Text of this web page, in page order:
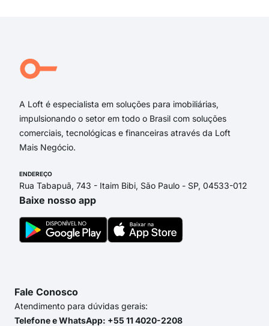
A Loft é especialista em soluções para imobiliárias,
impulsionando o setor em todo o Brasil com soluções
comerciais, tecnológicas e financeiras através da Loft
Mais Negócio.
ENDEREÇO
Rua Tabapuã, 743 - Itaim Bibi, São Paulo - SP, 04533-012
Baixe nosso app
Fale Conosco
Atendimento para dúvidas gerais:
Telefone e WhatsApp: +55 11 4020-2208